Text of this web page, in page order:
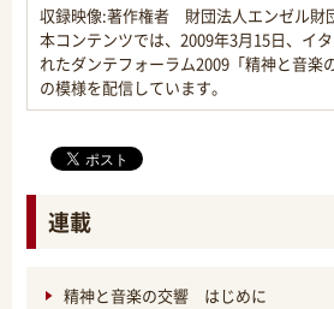
収録映像:著作権者 財団法人エンゼル財
本コンテンツでは、2009年3月15日、イ
れたダンテフォーラム2009「精神と音楽
の模様を配信しています。
連載
精神と音楽の交響 はじめに